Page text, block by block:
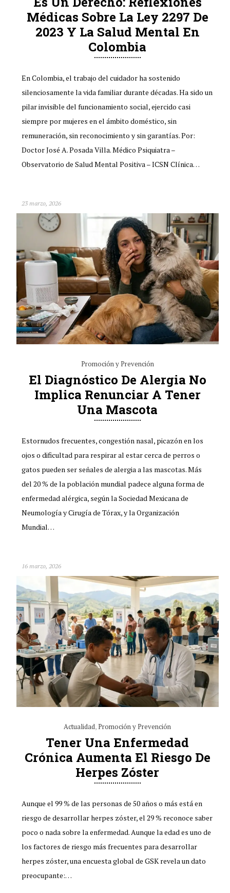
Médicas Sobre La Ley 2297 De
2023 Y La Salud Mental En
Colombia
En Colombia, el trabajo del cuidador ha sostenido
silenciosamente la vida familiar durante décadas. Ha sido un
pilar invisible del funcionamiento social, ejercido casi
siempre por mujeres en el ámbito doméstico, sin
remuneración, sin reconocimiento y sin garantías. Por:
Doctor José A. Posada Villa. Médico Psiquiatra –
Observatorio de Salud Mental Positiva – ICSN Clínica…
23 marzo, 2026
Promoción y Prevención
El Diagnóstico De Alergia No
Implica Renunciar A Tener
Una Mascota
Estornudos frecuentes, congestión nasal, picazón en los
ojos o dificultad para respirar al estar cerca de perros o
gatos pueden ser señales de alergia a las mascotas. Más
del 20 % de la población mundial padece alguna forma de
enfermedad alérgica, según la Sociedad Mexicana de
Neumología y Cirugía de Tórax, y la Organización
Mundial…
16 marzo, 2026
Actualidad,Promoción y Prevención
Tener Una Enfermedad
Crónica Aumenta El Riesgo De
Herpes Zóster
Aunque el 99 % de las personas de 50 años o más está en
riesgo de desarrollar herpes zóster, el 29 % reconoce saber
poco o nada sobre la enfermedad. Aunque la edad es uno de
los factores de riesgo más frecuentes para desarrollar
herpes zóster, una encuesta global de GSK revela un dato
preocupante:…